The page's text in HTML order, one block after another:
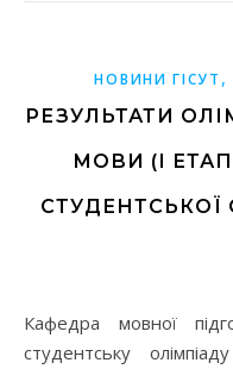
НОВИНИ ГІСУТ ,
РЕЗУЛЬТАТИ
МОВИ (І
СТУДЕНТСЬКОЇ
Кафедра мовної підготовки і комунікації провела
студентську